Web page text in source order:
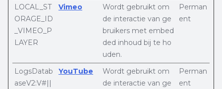
LOCAL_ST
ORAGE_ID
_VIMEO_P
LAYER
Vimeo
Wordt gebruikt om
de interactie van ge
bruikers met embed
ded inhoud bij te ho
uden.
Perman
ent
LogsDatab
aseV2:V#||
YouTube
Wordt gebruikt om
de interactie van ge
Perman
ent